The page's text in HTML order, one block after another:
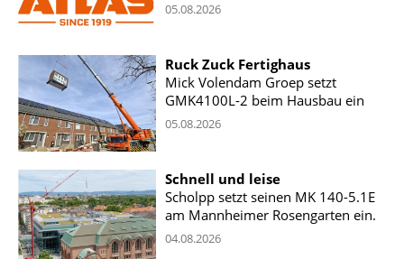
05.08.2026
Ruck Zuck Fertighaus
Mick Volendam Groep setzt
GMK4100L-2 beim Hausbau ein
05.08.2026
Schnell und leise
Scholpp setzt seinen MK 140-5.1E
am Mannheimer Rosengarten ein.
04.08.2026